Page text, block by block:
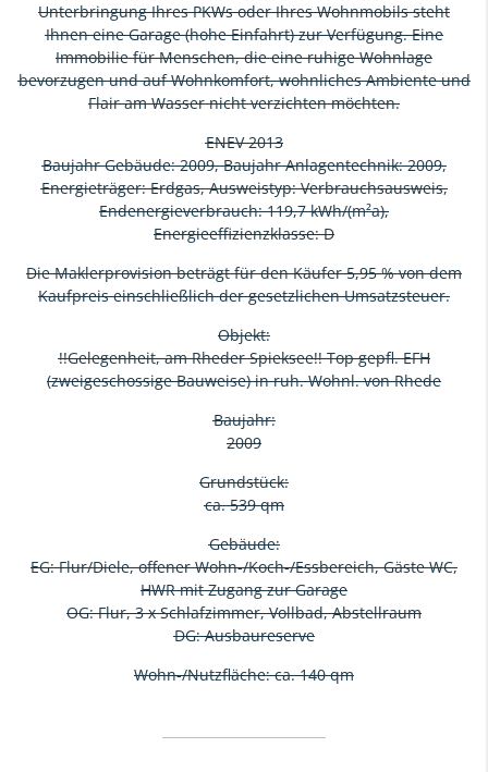
Unterbringung Ihres PKWs oder Ihres Wohnmobils steht
Ihnen eine Garage (hohe Einfahrt) zur Verfügung. Eine
Immobilie für Menschen, die eine ruhige Wohnlage
bevorzugen und auf Wohnkomfort, wohnliches Ambiente und
Flair am Wasser nicht verzichten möchten.
ENEV 2013
Baujahr Gebäude: 2009, Baujahr Anlagentechnik: 2009,
Energieträger: Erdgas, Ausweistyp: Verbrauchsausweis,
Endenergieverbrauch: 119,7 kWh/(m²a),
Energieeffizienzklasse: D
Die Maklerprovision beträgt für den Käufer 5,95 % von dem
Kaufpreis einschließlich der gesetzlichen Umsatzsteuer.
Objekt:
!!Gelegenheit, am Rheder Spieksee!! Top gepfl. EFH
(zweigeschossige Bauweise) in ruh. Wohnl. von Rhede
Baujahr:
2009
Grundstück:
ca. 539 qm
Gebäude:
EG: Flur/Diele, offener Wohn-/Koch-/Essbereich, Gäste WC,
HWR mit Zugang zur Garage
OG: Flur, 3 x Schlafzimmer, Vollbad, Abstellraum
DG: Ausbaureserve
Wohn-/Nutzfläche: ca. 140 qm